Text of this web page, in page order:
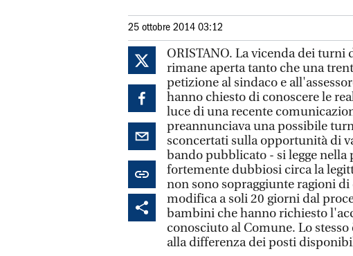
25 ottobre 2014 03:12
ORISTANO. La vicenda dei
rimane aperta tanto che una
petizione al sindaco e
hanno chiesto di conoscere le
luce di una recente
preannunciava una possibile
sconcertati sulla opportunità di
bando pubblicato - si legge
fortemente dubbiosi circa la
non sono sopraggiunte ragioni
modifica a soli 20 giorni dal
bambini che hanno richiesto
conosciuto al Comune. Lo
alla differenza dei posti